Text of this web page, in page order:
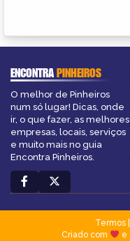
ENCONTRAPINHEIROS
O melhor de Pinheiros
num só lugar! Dicas, onde
ir, o que fazer, as melhores
empresas, locais, serviços
e muito mais no guia
Encontra Pinheiros.
Termos|
Criado com
e